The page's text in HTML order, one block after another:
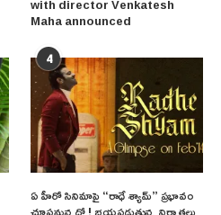
with director Venkatesh
Maha announced
4
ఏ హీరో సినిమాపై “రాధే శ్యామ్” ప్రభావం